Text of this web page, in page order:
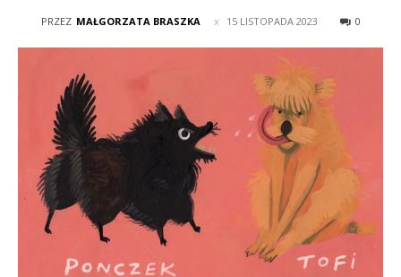
PRZEZ MAŁGORZATA BRASZKA 15 LISTOPADA 2023 0